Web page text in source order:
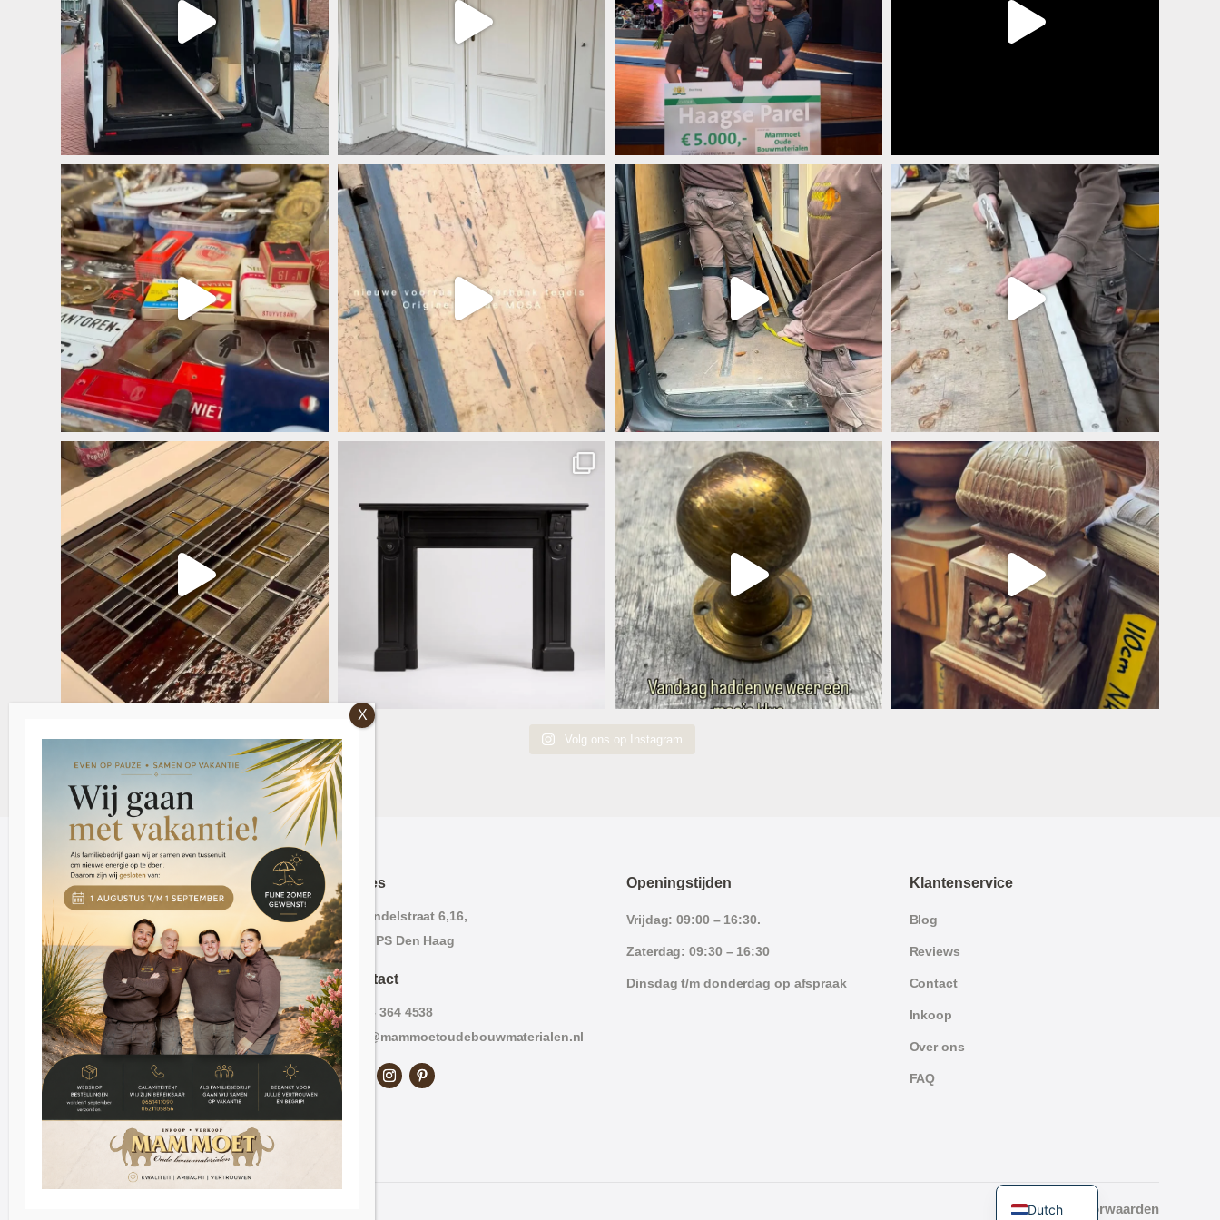
Volg ons op Instagram
Adres
Lavendelstraat 6,16,
2563 PS Den Haag
Contact
070 – 364 4538
info@mammoetoudebouwmaterialen.nl
Openingstijden
Vrijdag: 09:00 – 16:30.
Zaterdag: 09:30 – 16:30
Dinsdag t/m donderdag op afspraak
Klantenservice
Blog
Reviews
Contact
Inkoop
Over ons
FAQ
Algemene Voorwaarden
Dutch